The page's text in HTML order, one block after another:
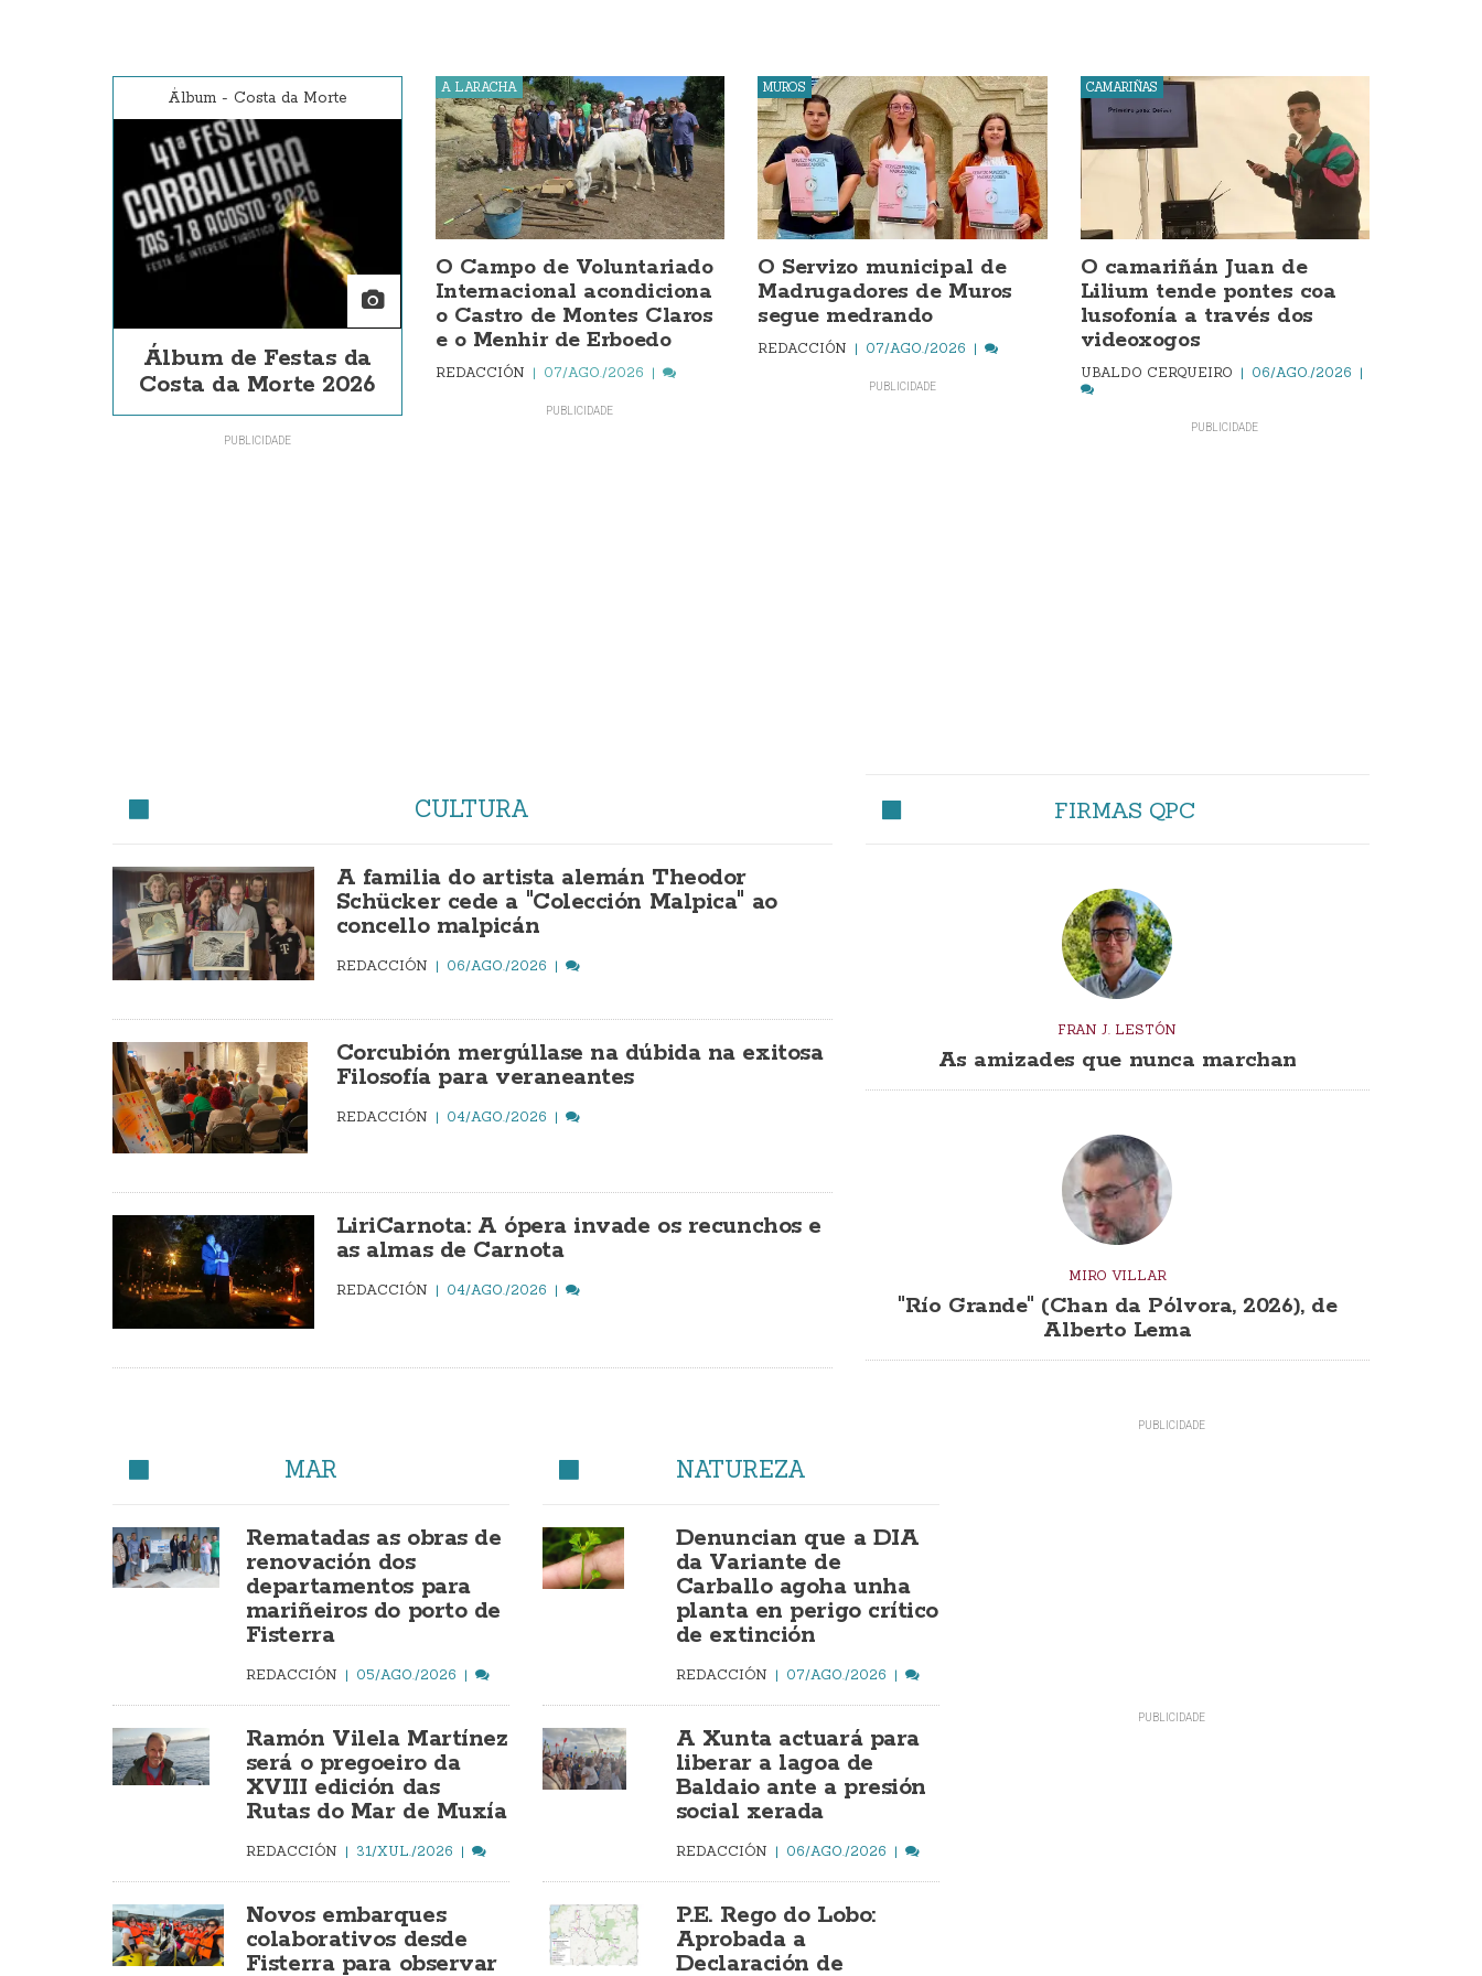
Álbum - Costa da Morte
Álbum de Festas da
Costa da Morte 2026
A LARACHA
O Campo de Voluntariado
Internacional acondiciona
o Castro de Montes Claros
e o Menhir de Erboedo
REDACCIÓN 07/AGO./2026
MUROS
O Servizo municipal de
Madrugadores de Muros
segue medrando
REDACCIÓN 07/AGO./2026
CAMARIÑAS
O camariñán Juan de
Lilium tende pontes coa
lusofonía a través dos
videoxogos
UBALDO CERQUEIRO 06/AGO./2026
CULTURA
A familia do artista alemán Theodor
Schücker cede a "Colección Malpica" ao
concello malpicán
REDACCIÓN 06/AGO./2026
Corcubión mergúllase na dúbida na exitosa
Filosofía para veraneantes
REDACCIÓN 04/AGO./2026
LiriCarnota: A ópera invade os recunchos e
as almas de Carnota
REDACCIÓN 04/AGO./2026
FIRMAS QPC
FRAN J. LESTÓN
As amizades que nunca marchan
MIRO VILLAR
"Río Grande" (Chan da Pólvora, 2026), de
Alberto Lema
MAR
Rematadas as obras de
renovación dos
departamentos para
mariñeiros do porto de
Fisterra
REDACCIÓN 05/AGO./2026
Ramón Vilela Martínez
será o pregoeiro da
XVIII edición das
Rutas do Mar de Muxía
REDACCIÓN 31/XUL./2026
Novos embarques
colaborativos desde
Fisterra para observar
NATUREZA
Denuncian que a DIA
da Variante de
Carballo agoha unha
planta en perigo crítico
de extinción
REDACCIÓN 07/AGO./2026
A Xunta actuará para
liberar a lagoa de
Baldaio ante a presión
social xerada
REDACCIÓN 06/AGO./2026
P.E. Rego do Lobo:
Aprobada a
Declaración de